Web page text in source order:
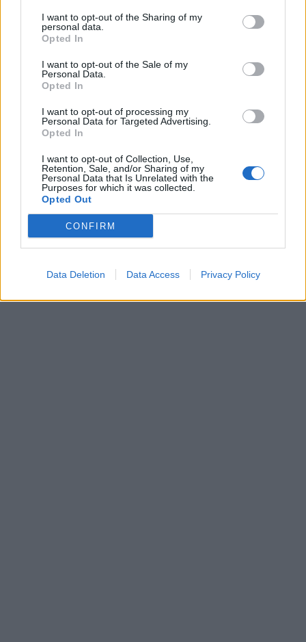
I want to opt-out of the Sharing of my
personal data.
Opted In
I want to opt-out of the Sale of my
Personal Data.
Opted In
I want to opt-out of processing my
Personal Data for Targeted Advertising.
Opted In
I want to opt-out of Collection, Use,
Retention, Sale, and/or Sharing of my
Personal Data that Is Unrelated with the
Purposes for which it was collected.
Opted Out
CONFIRM
Data Deletion Data Access Privacy Policy
Objednávala som po prvý
krát cez váš obchod. Tovar
poriadku . Prvá skúsenosť
Renata H.
Spokojnosť na 100%
Získajte viac informácií o Dermocentrum.sk